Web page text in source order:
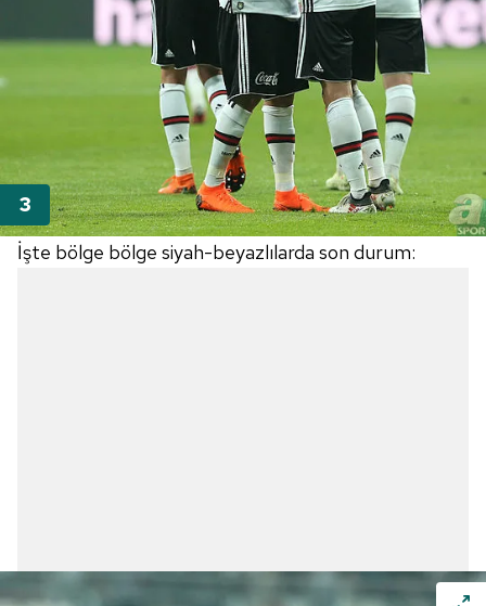
İşte bölge bölge siyah-beyazlılarda son durum: